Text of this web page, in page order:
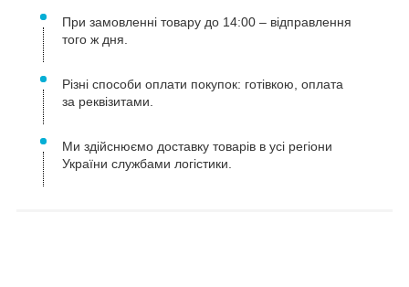
При замовленні товару до 14:00 – відправлення
того ж дня.
Різні способи оплати покупок: готівкою, оплата
за реквізитами.
Ми здійснюємо доставку товарів в усі регіони
України службами логістики.